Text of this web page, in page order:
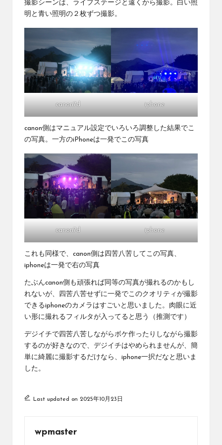
撮影シーンは、ライブステージと遠くから撮影。白い照
明と青い照明の２枚ずつ撮影。
canon7d iphone
canon側はマニュアル設定でいろいろ調整した結果でこ
の写真。一方のiPhoneは一発でこの写真
canon7d iphone
これも同様で、canon側は四苦八苦してこの写真、
iphoneは一発で右の写真
たぶんcanon側も頑張れば同等の写真が撮れるのかもし
れないが、四苦八苦せずに一発でこのクオリティが撮影
できるiphoneのカメラはすごいと思いました。肉眼に近
い形に撮れるフィルタが入ってると思う（推測です）
デジイチで四苦八苦しながらボケ作ったりしながら撮影
するのが好きなので、デジイチはやめられませんが、簡
単に綺麗に撮影するだけなら、iphone一択だなと思いま
した。
Last updated on 2025年10月23日
wpmaster